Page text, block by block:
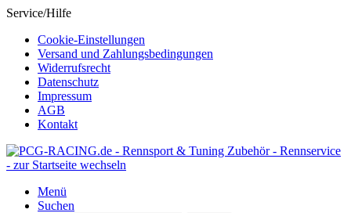
Service/Hilfe
Cookie-Einstellungen
Versand und Zahlungsbedingungen
Widerrufsrecht
Datenschutz
Impressum
AGB
Kontakt
Menü
Suchen